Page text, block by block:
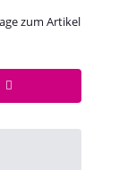
zum Artikel